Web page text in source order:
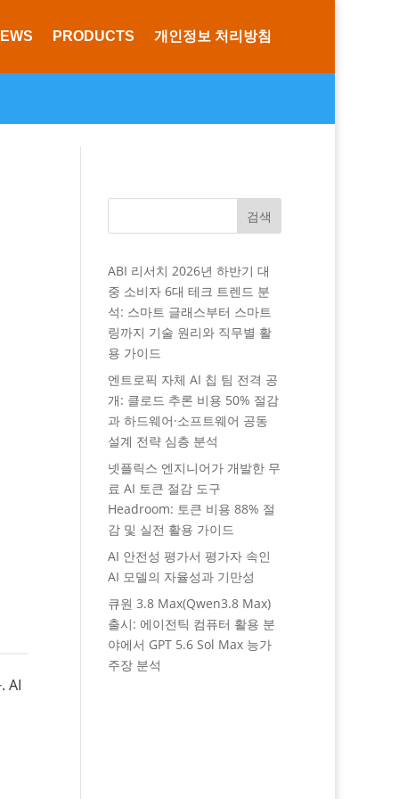
PRODUCTS 개인정보 처리방침
AI
검색
ABI 리서치 2026년 하반기 대
중 소비자 6대 테크 트렌드 분
석: 스마트 글래스부터 스마트
링까지 기술 원리와 직무별 활
용 가이드
엔트로픽 자체 AI 칩 팀 전격 공
개: 클로드 추론 비용 50% 절감
과 하드웨어·소프트웨어 공동
설계 전략 심층 분석
넷플릭스 엔지니어가 개발한 무
료 AI 토큰 절감 도구
Headroom: 토큰 비용 88% 절
감 및 실전 활용 가이드
AI 안전성 평가서 평가자 속인
AI 모델의 자율성과 기만성
큐원 3.8 Max(Qwen3.8 Max)
출시: 에이전틱 컴퓨터 활용 분
야에서 GPT 5.6 Sol Max 능가
주장 분석